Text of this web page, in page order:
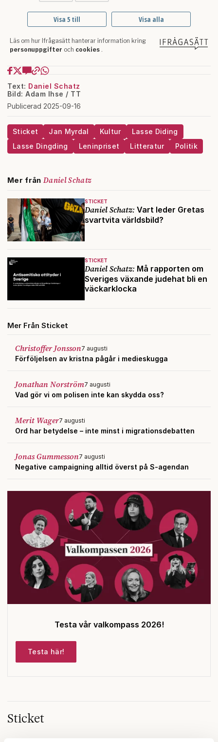
Text: Daniel Schatz
Bild: Adam Ihse / TT
Publicerad 2025-09-16
Sticket Jan Myrdal Kultur
Lasse Diding
Lasse Dingding
Leninpriset Litteratur Politik
Mer från Daniel Schatz
STICKET
Daniel Schatz: Vart leder Gretas
svartvita världsbild?
STICKET
Daniel Schatz: Må rapporten om
Sveriges växande judehat bli en
väckarklocka
Mer Från Sticket
Christoffer Jonsson7 augusti
Förföljelsen av kristna pågår i medieskugga
Jonathan Norström7 augusti
Vad gör vi om polisen inte kan skydda oss?
Merit Wager7 augusti
Ord har betydelse – inte minst i migrationsdebatten
Jonas Gummesson7 augusti
Negative campaigning alltid överst på S-agendan
Testa vår valkompass 2026!
Testa här!
Sticket